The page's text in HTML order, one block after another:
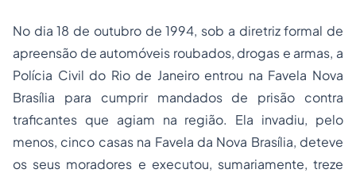
No dia 18 de outubro de 1994, sob a diretriz formal de
apreensão de automóveis roubados, drogas e armas, a
Polícia Civil do Rio de Janeiro entrou na Favela Nova
Brasília para cumprir mandados de prisão contra
traficantes que agiam na região. Ela invadiu, pelo
menos, cinco casas na Favela da Nova Brasília, deteve
os seus moradores e executou, sumariamente, treze